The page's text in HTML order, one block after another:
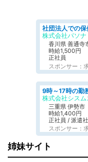
株式会社パソナ
香川県 善通寺
時給1,500円
正社員
スポンサー：
株式会社シス
三重県 伊勢市
時給1,400円
正社員 / 派遣
スポンサー：
姉妹サイト